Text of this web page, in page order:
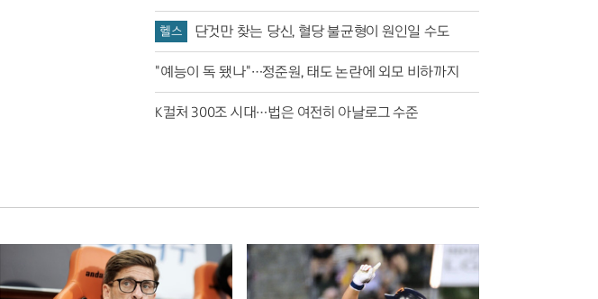
헬스 단것만 찾는 당신, 혈당 불균형이 원인일 수도
"예능이 독 됐나"…정준원, 태도 논란에 외모 비하까지
K컬처 300조 시대…법은 여전히 아날로그 수준